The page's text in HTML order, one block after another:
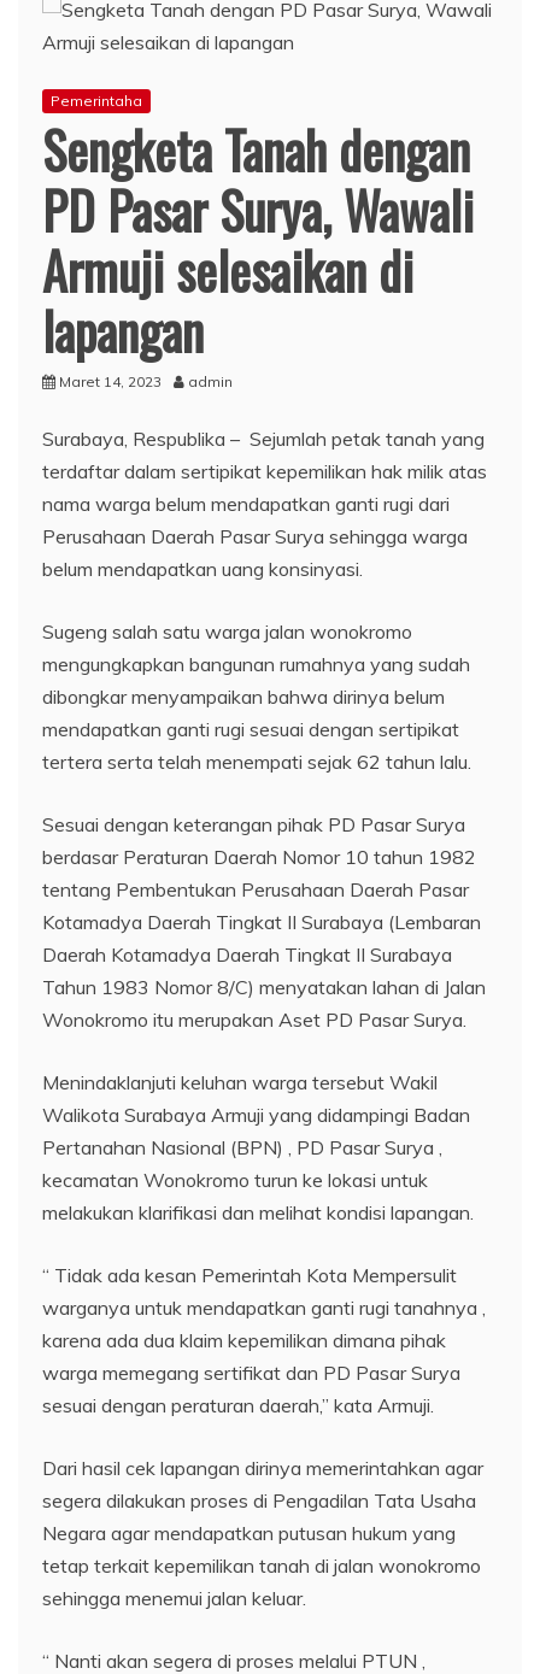
Pemerintaha
Sengketa Tanah dengan
PD Pasar Surya, Wawali
Armuji selesaikan di
lapangan
Maret 14, 2023 admin
Surabaya, Respublika – Sejumlah petak tanah yang
terdaftar dalam sertipikat kepemilikan hak milik atas
nama warga belum mendapatkan ganti rugi dari
Perusahaan Daerah Pasar Surya sehingga warga
belum mendapatkan uang konsinyasi.
Sugeng salah satu warga jalan wonokromo
mengungkapkan bangunan rumahnya yang sudah
dibongkar menyampaikan bahwa dirinya belum
mendapatkan ganti rugi sesuai dengan sertipikat
tertera serta telah menempati sejak 62 tahun lalu.
Sesuai dengan keterangan pihak PD Pasar Surya
berdasar Peraturan Daerah Nomor 10 tahun 1982
tentang Pembentukan Perusahaan Daerah Pasar
Kotamadya Daerah Tingkat II Surabaya (Lembaran
Daerah Kotamadya Daerah Tingkat II Surabaya
Tahun 1983 Nomor 8/C) menyatakan lahan di Jalan
Wonokromo itu merupakan Aset PD Pasar Surya.
Menindaklanjuti keluhan warga tersebut Wakil
Walikota Surabaya Armuji yang didampingi Badan
Pertanahan Nasional (BPN) , PD Pasar Surya ,
kecamatan Wonokromo turun ke lokasi untuk
melakukan klarifikasi dan melihat kondisi lapangan.
“ Tidak ada kesan Pemerintah Kota Mempersulit
warganya untuk mendapatkan ganti rugi tanahnya ,
karena ada dua klaim kepemilikan dimana pihak
warga memegang sertifikat dan PD Pasar Surya
sesuai dengan peraturan daerah,” kata Armuji.
Dari hasil cek lapangan dirinya memerintahkan agar
segera dilakukan proses di Pengadilan Tata Usaha
Negara agar mendapatkan putusan hukum yang
tetap terkait kepemilikan tanah di jalan wonokromo
sehingga menemui jalan keluar.
“ Nanti akan segera di proses melalui PTUN ,